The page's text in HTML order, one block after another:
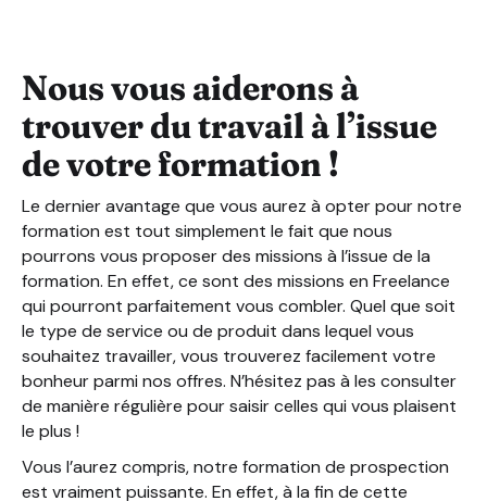
Nous vous aiderons à
trouver du travail à l’issue
de votre formation !
Le dernier avantage que vous aurez à opter pour notre
formation est tout simplement le fait que nous
pourrons vous proposer des missions à l’issue de la
formation. En effet, ce sont des missions en Freelance
qui pourront parfaitement vous combler. Quel que soit
le type de service ou de produit dans lequel vous
souhaitez travailler, vous trouverez facilement votre
bonheur parmi nos offres. N’hésitez pas à les consulter
de manière régulière pour saisir celles qui vous plaisent
le plus !
Vous l’aurez compris, notre formation de prospection
est vraiment puissante. En effet, à la fin de cette